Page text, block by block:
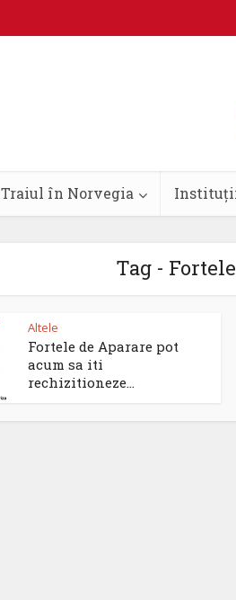
Traiul în Norvegia
Tag -
Altele
Fortele de Aparare pot
acum sa iti
rechizitioneze...